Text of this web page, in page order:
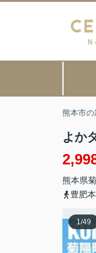
熊本市
よか
熊本県
豊肥
1/49